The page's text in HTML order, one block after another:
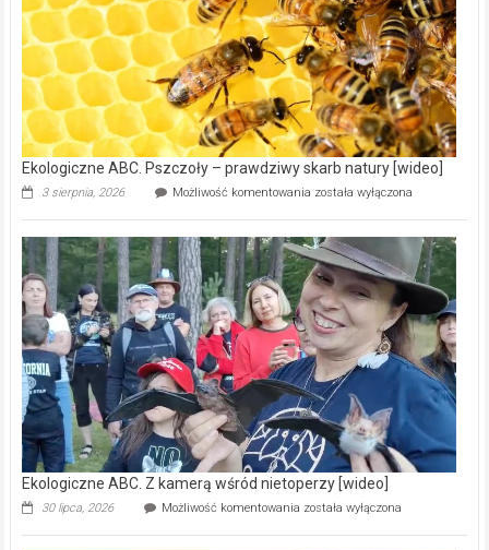
15,6
mln
na
modernizację
oczyszczalni
ścieków
[wideo]
Ekologiczne ABC. Pszczoły – prawdziwy skarb natury [wideo]
3 sierpnia, 2026 Możliwość komentowania Ekologiczne
–
prawdziwy
skarb
natury
[wideo]
została wyłączona
Ekologiczne ABC. Z kamerą wśród nietoperzy [wideo]
30 lipca, 2026 Możliwość komentowania Ekologiczne
została wyłączona